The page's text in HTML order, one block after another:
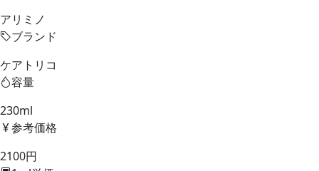
アリミノ
ブランド
ケアトリコ
容量
230ml
参考価格
2100円